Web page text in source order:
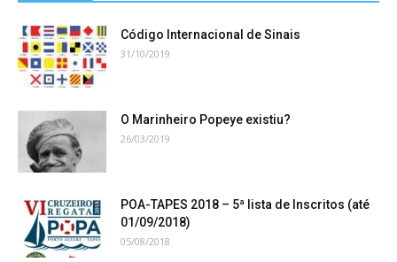
Código Internacional de Sinais
31/10/2019
O Marinheiro Popeye existiu?
26/03/2019
POA-TAPES 2018 – 5ª lista de Inscritos (até
01/09/2018)
05/08/2018